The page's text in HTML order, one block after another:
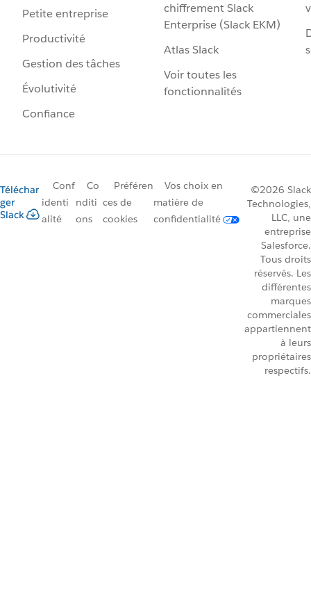
Petite entreprise
Productivité
Gestion des tâches
Évolutivité
Confiance
chiffrement Slack
Enterprise (Slack EKM)
Atlas Slack
Voir toutes les
fonctionnalités
Téléchar
ger
Slack
Conf
identi
alité
Co
nditi
ons
Préféren
ces de
cookies
Vos choix en
matière de
confidentialité
©2026 Slack
Technologies,
LLC, une
entreprise
Salesforce.
Tous droits
réservés. Les
différentes
marques
commerciales
appartiennent
à leurs
propriétaires
respectifs.